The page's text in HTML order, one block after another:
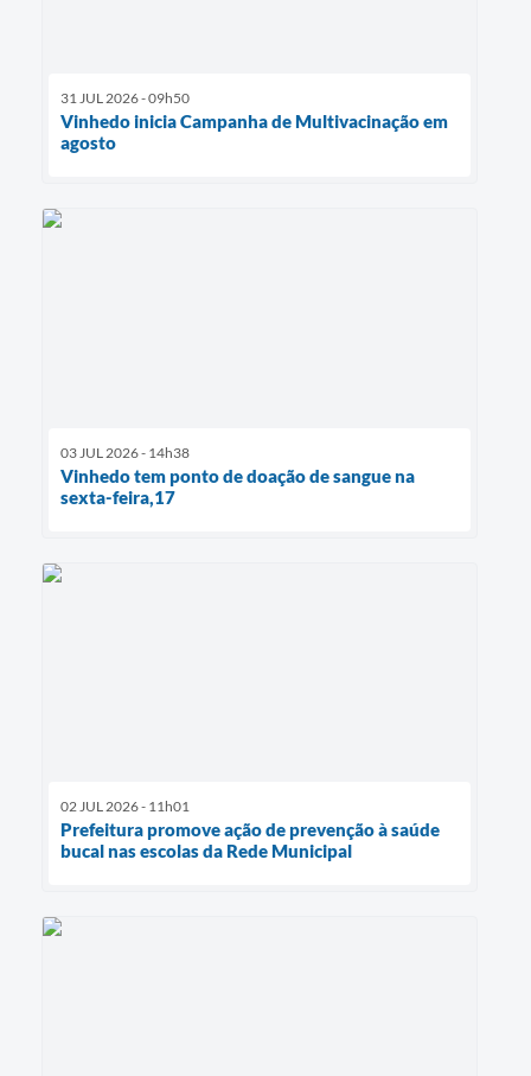
31 JUL 2026 - 09h50
Vinhedo inicia Campanha de Multivacinação em
agosto
03 JUL 2026 - 14h38
Vinhedo tem ponto de doação de sangue na
sexta-feira,17
02 JUL 2026 - 11h01
Prefeitura promove ação de prevenção à saúde
bucal nas escolas da Rede Municipal